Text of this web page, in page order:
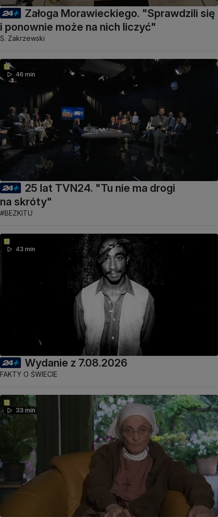
Załoga Morawieckiego. "Sprawdzili się
i ponownie może na nich liczyć"
S. Zakrzewski
46 min
25 lat TVN24. "Tu nie ma drogi
na skróty"
#BEZKITU
43 min
Wydanie z 7.08.2026
FAKTY O ŚWIECIE
33 min